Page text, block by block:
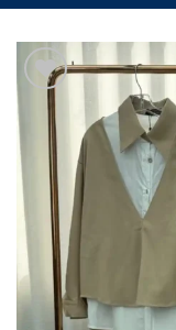
اضف
الي
المفضلة